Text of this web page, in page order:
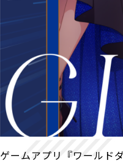
ゲームアプリ『ワールド